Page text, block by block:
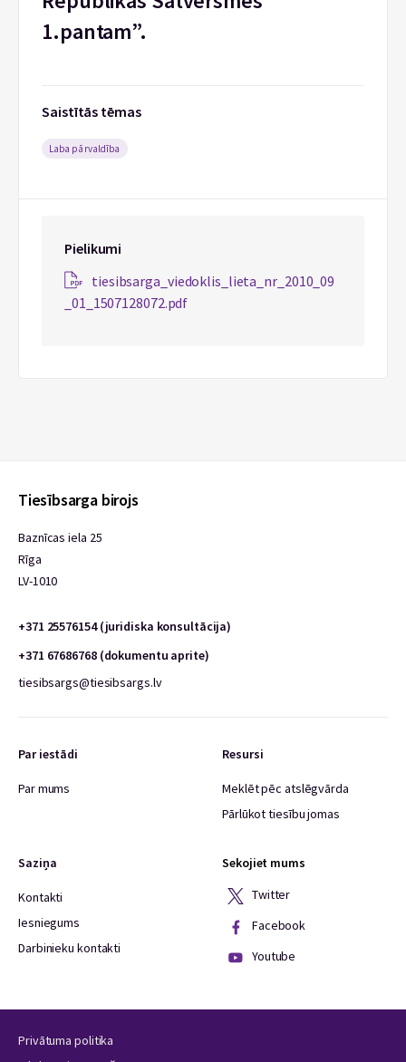
1.pantam”.
Saistītās tēmas
Laba pārvaldība
Pielikumi
tiesibsarga_viedoklis_lieta_nr_2010_09
_01_1507128072.pdf
Tiesībsarga birojs
Baznīcas iela 25
Rīga
LV-1010
+371 25576154 (juridiska konsultācija)
+371 67686768 (dokumentu aprite)
tiesibsargs@tiesibsargs.lv
Par iestādi
Par mums
Resursi
Meklēt pēc atslēgvārda
Pārlūkot tiesību jomas
Saziņa
Kontakti
Iesniegums
Darbinieku kontakti
Sekojiet mums
Twitter
Facebook
Youtube
Privātuma politika